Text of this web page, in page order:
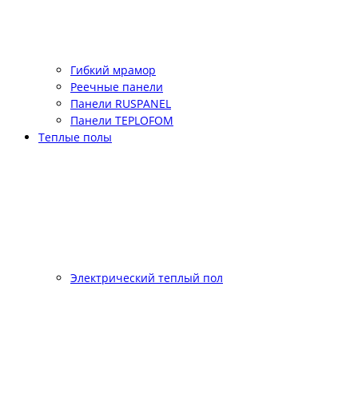
Гибкий мрамор
Реечные панели
Панели RUSPANEL
Панели TEPLOFOM
Теплые полы
Электрический теплый пол